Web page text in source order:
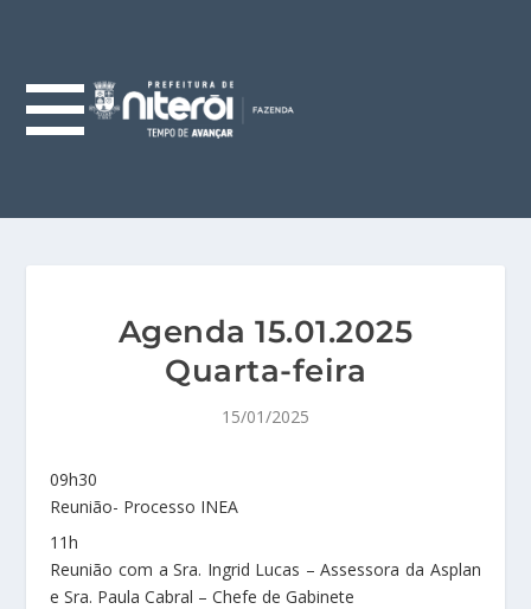
Agenda 15.01.2025
Quarta-feira
15/01/2025
09h30
Reunião- Processo INEA
11h
Reunião com a Sra. Ingrid Lucas – Assessora da Asplan
e Sra. Paula Cabral – Chefe de Gabinete